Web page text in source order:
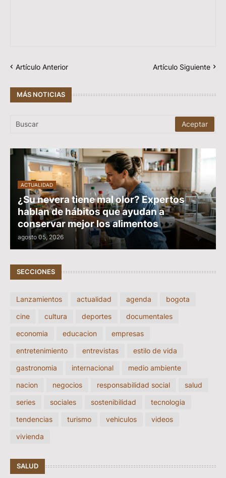
Artículo Anterior Artículo Siguiente
MÁS NOTICIAS
ACTUALIDAD
¿Su nevera tiene mal olor? Expertos
hablan de hábitos que ayudan a
conservar mejor los alimentos
agosto 05, 2026
SECCIONES
Lanzamientos actualidad agenda
bogota
cine
cultura deportes
documentales
economia
educacion
empresas
entretenimiento
entrevistas
estilo de vida
gastronomia
internacional
medio ambiente
nacion
negocios responsabilidad social
salud
series
sociales sostenibilidad
tecnologia
tendencias
turismo vehiculos
videos
vivienda
SALUD